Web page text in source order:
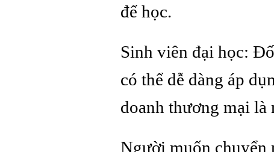
để học.
Sinh viên đại học:
có thể dễ dàng áp
doanh thương mại là
Người muốn chuyển